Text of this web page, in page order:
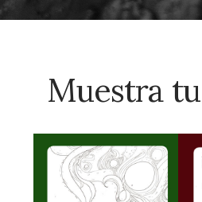
Muestra